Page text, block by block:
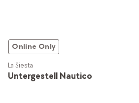
Online Only
Untergestell Nautico
La Siesta